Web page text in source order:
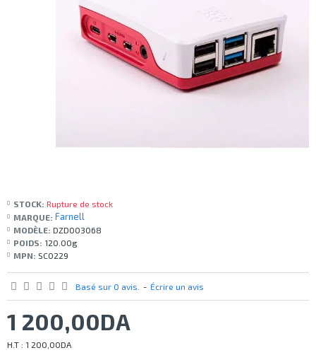
STOCK: Rupture de stock
MARQUE: Farnell
MODÈLE: DZD003068
POIDS: 120.00g
MPN: SC0229
Basé sur 0 avis. - Écrire un avis
1 200,00DA
H.T : 1 200,00DA